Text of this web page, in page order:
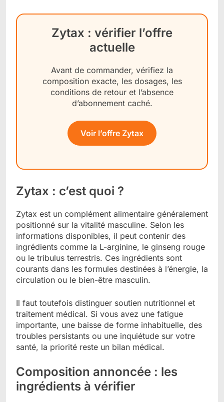
Zytax : vérifier l’offre
actuelle
Avant de commander, vérifiez la
composition exacte, les dosages, les
conditions de retour et l’absence
d’abonnement caché.
Voir l’offre Zytax
Zytax : c’est quoi ?
Zytax est un complément alimentaire généralement
positionné sur la vitalité masculine. Selon les
informations disponibles, il peut contenir des
ingrédients comme la L-arginine, le ginseng rouge
ou le tribulus terrestris. Ces ingrédients sont
courants dans les formules destinées à l’énergie, la
circulation ou le bien-être masculin.
Il faut toutefois distinguer soutien nutritionnel et
traitement médical. Si vous avez une fatigue
importante, une baisse de forme inhabituelle, des
troubles persistants ou une inquiétude sur votre
santé, la priorité reste un bilan médical.
Composition annoncée : les
ingrédients à vérifier